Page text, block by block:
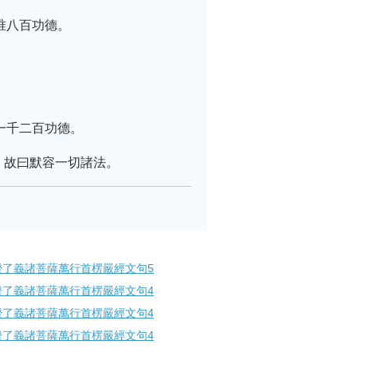
百功德。
二百功德。
曰默容一切諸法。
義諸菩薩萬行首楞嚴經文句5
義諸菩薩萬行首楞嚴經文句4
義諸菩薩萬行首楞嚴經文句4
義諸菩薩萬行首楞嚴經文句4